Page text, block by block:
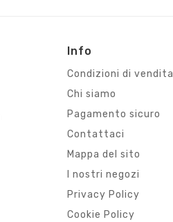
Info
Condizioni di vendita
Chi siamo
Pagamento sicuro
Contattaci
Mappa del sito
I nostri negozi
Privacy Policy
Cookie Policy